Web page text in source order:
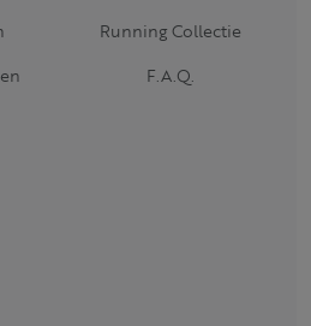
Running Collectie
F.A.Q.